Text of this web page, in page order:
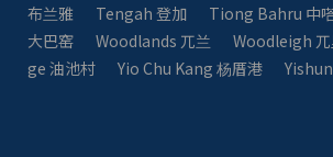
布兰雅
Tengah 登加 Tiong Bahru 中
大巴窑
Woodlands 兀兰 Woodleigh 兀
ge 油池村
Yio Chu Kang 杨厝港